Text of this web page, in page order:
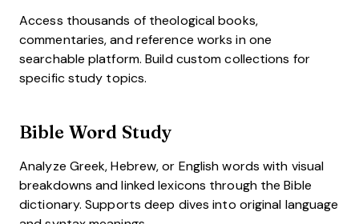
Access thousands of theological books,
commentaries, and reference works in one
searchable platform. Build custom collections for
specific study topics.
Bible Word Study
Analyze Greek, Hebrew, or English words with visual
breakdowns and linked lexicons through the Bible
dictionary. Supports deep dives into original language